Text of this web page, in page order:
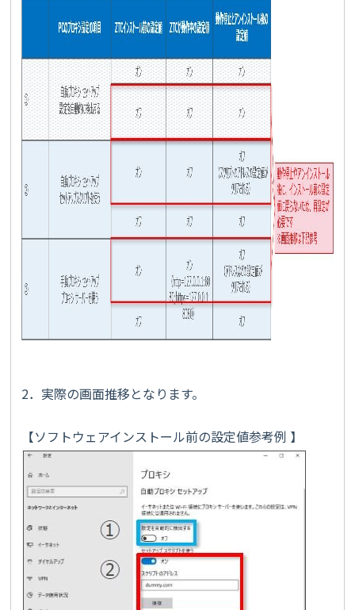
2．実際の画面推移となります。
【ソフトウェアインストール前の設定値参考例 】